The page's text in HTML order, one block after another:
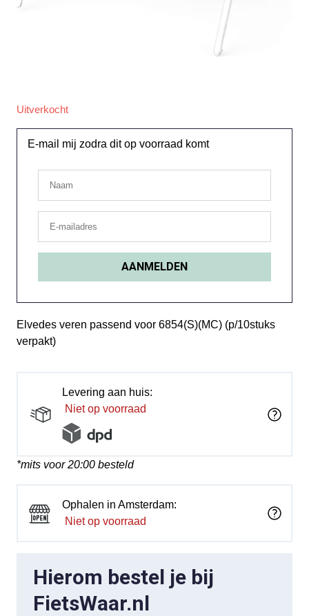
Uitverkocht
E-mail mij zodra dit op voorraad komt
Elvedes veren passend voor 6854(S)(MC) (p/10stuks
verpakt)
Levering aan huis:
Niet op voorraad
*mits voor 20:00 besteld
Ophalen in Amsterdam:
Niet op voorraad
Hierom bestel je bij
FietsWaar.nl